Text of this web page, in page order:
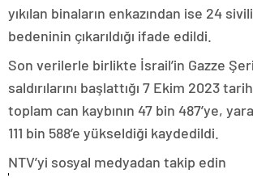
yıkılan binaların enkazından ise 24
bedeninin çıkarıldığı ifade edildi.
Son verilerle birlikte İsrail’in Gazze
saldırılarını başlattığı 7 Ekim 2023
toplam can kaybının 47 bin 487’ye,
111 bin 588’e yükseldiği kaydedildi.
NTV’yi sosyal medyadan takip edin